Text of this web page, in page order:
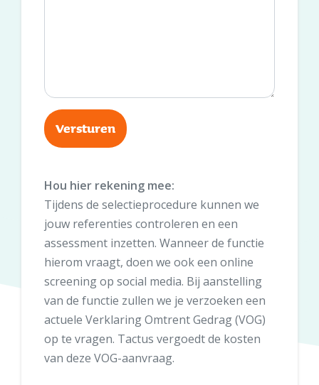
Hou hier rekening mee:
Tijdens de selectieprocedure kunnen we
jouw referenties controleren en een
assessment inzetten. Wanneer de functie
hierom vraagt, doen we ook een online
screening op social media. Bij aanstelling
van de functie zullen we je verzoeken een
actuele Verklaring Omtrent Gedrag (VOG)
op te vragen. Tactus vergoedt de kosten
van deze VOG-aanvraag.